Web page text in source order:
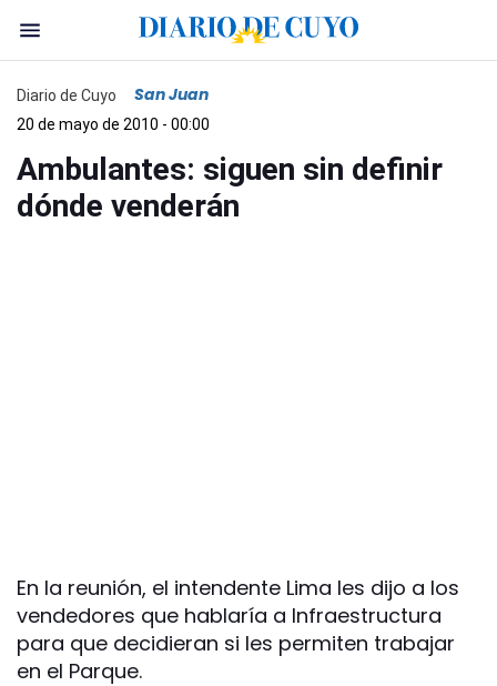
Diario de Cuyo San Juan
20 de mayo de 2010 - 00:00
Ambulantes: siguen sin definir
dónde venderán
En la reunión, el intendente Lima les dijo a los
vendedores que hablaría a Infraestructura
para que decidieran si les permiten trabajar
en el Parque.